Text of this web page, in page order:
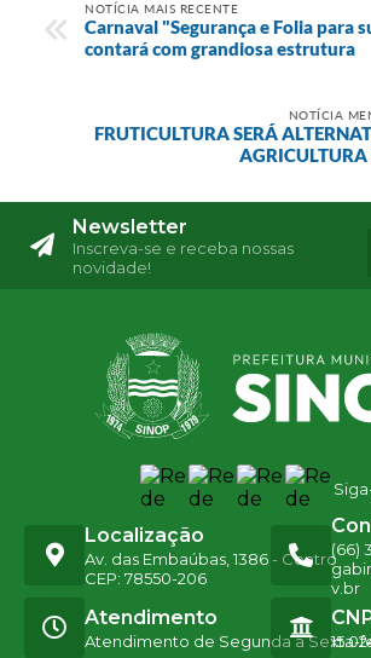
NOTÍCIA MAIS RECENTE
Carnaval "Segurança e Folia para
contará com grandiosa estrutura
NOTÍCIA
FRUTICULTURA SERÁ
Newsletter
Inscreva-se e receba nossas
novidade!
Localização
Av. das Embaúbas, 1386 - Centro
CEP: 78550-206
(66)
v.br
Atendimento
Atendimento de Segunda a Sexta-